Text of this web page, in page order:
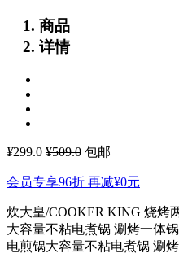
商品
详情
¥299.0 ¥509.0 包邮
会员专享96折 再减¥0元
炊大皇/COOKER KING 烧烤
大容量不粘电煮锅 涮烤一体锅
电煎锅大容量不粘电煮锅 涮